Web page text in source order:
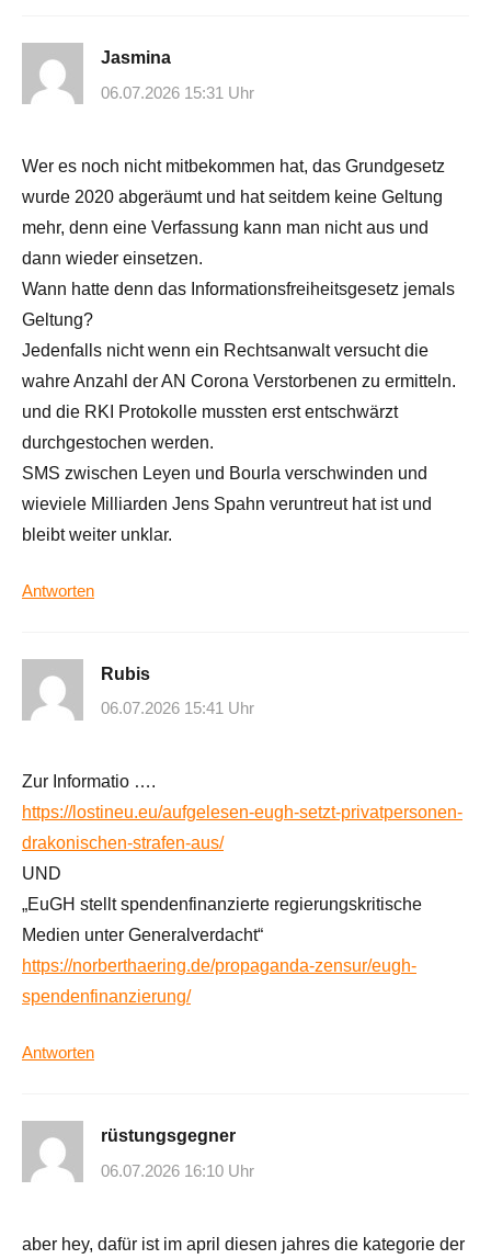
Jasmina
06.07.2026 15:31 Uhr
Wer es noch nicht mitbekommen hat, das Grundgesetz
wurde 2020 abgeräumt und hat seitdem keine Geltung
mehr, denn eine Verfassung kann man nicht aus und
dann wieder einsetzen.
Wann hatte denn das Informationsfreiheitsgesetz jemals
Geltung?
Jedenfalls nicht wenn ein Rechtsanwalt versucht die
wahre Anzahl der AN Corona Verstorbenen zu ermitteln.
und die RKI Protokolle mussten erst entschwärzt
durchgestochen werden.
SMS zwischen Leyen und Bourla verschwinden und
wieviele Milliarden Jens Spahn veruntreut hat ist und
bleibt weiter unklar.
Antworten
Rubis
06.07.2026 15:41 Uhr
Zur Informatio ….
https://lostineu.eu/aufgelesen-eugh-setzt-privatpersonen-
drakonischen-strafen-aus/
UND
„EuGH stellt spendenfinanzierte regierungskritische
Medien unter Generalverdacht“
https://norberthaering.de/propaganda-zensur/eugh-
spendenfinanzierung/
Antworten
rüstungsgegner
06.07.2026 16:10 Uhr
aber hey, dafür ist im april diesen jahres die kategorie der